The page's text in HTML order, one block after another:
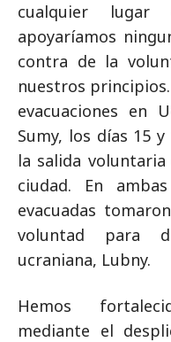
cualquier lugar
apoyaríamos
contra de la
nuestros
evacuaciones en
Sumy, los días 15
la salida
ciudad. En
evacuadas
voluntad para
ucraniana, Lubny.
Hemos
mediante el